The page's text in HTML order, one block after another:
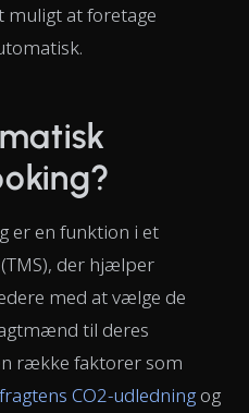
muligt at foretage
er en funktion i et
(TMS), der hjælper
med at vælge de
til deres
række faktorer som
fragtens CO2-udledning og